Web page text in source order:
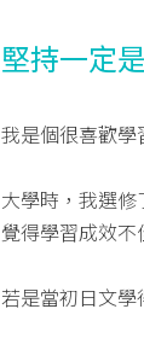
堅持一定
我是個很喜歡學
大學時，我選
覺得學習成效不
若是當初日文